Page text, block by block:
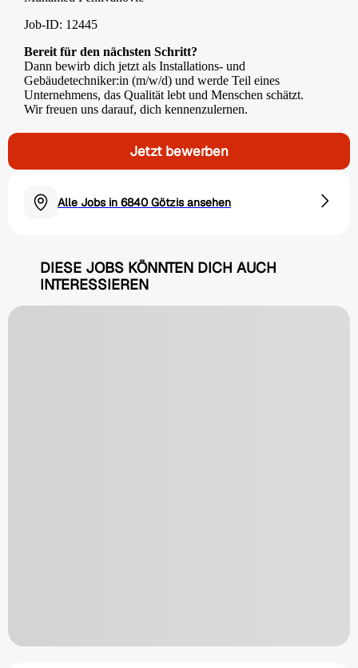
Job-ID: 12445
Bereit für den nächsten Schritt?
Dann bewirb dich jetzt als Installations- und
Gebäudetechniker:in (m/w/d) und werde Teil eines
Unternehmens, das Qualität lebt und Menschen schätzt.
Wir freuen uns darauf, dich kennenzulernen.
Jetzt bewerben
Alle Jobs in 6840 Götzis ansehen
DIESE JOBS KÖNNTEN DICH AUCH
INTERESSIEREN